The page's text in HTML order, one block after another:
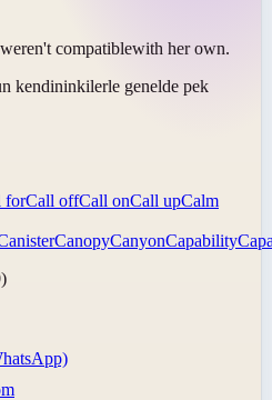
compatiblewith her own.
kendininkilerle genelde pek
forCall offCall onCall upCalm
CanopyCanyonCapability